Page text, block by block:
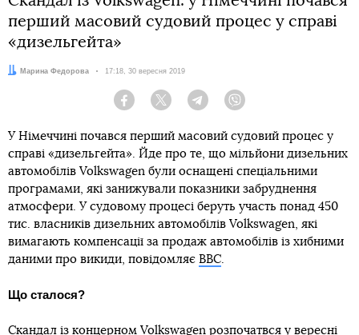
перший масовий судовий процес у справі
«дизельгейта»
Автор:
Марина Федорова Дата:
17:18, 30 вересня 2019
Facebook Twitter Telegram
У Німеччині почався перший масовий судовий процес у
справі «дизельгейта». Йде про те, що мільйони дизельних
автомобілів Volkswagen були оснащені спеціальними
програмами, які занижували показники забруднення
атмосфери. У судовому процесі беруть участь понад 450
тис. власників дизельних автомобілів Volkswagen, які
вимагають компенсації за продаж автомобілів із хибними
даними про викиди, повідомляє ВВС.
Що сталося?
Скандал із концерном Volkswagen розпочатвся у вересні